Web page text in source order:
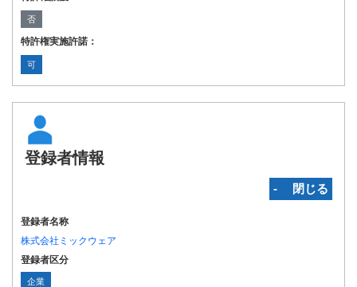
否
特許権実施許諾：
可
登録者情報
‐ 閉じる
登録者名称
株式会社ミックウェア
登録者区分
企業